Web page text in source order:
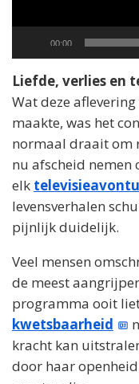
Current
00:00
Liefde, verlies en
Wat deze
maakte, was het
normaal draait om
nu afscheid nemen
elk
levensverhalen
pijnlijk duidelijk.
Veel mensen
de meest
programma ooit
kwetsbaarheid
kracht kan
door haar